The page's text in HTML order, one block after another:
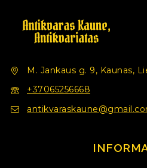
M. Jankaus g. 9, Kaunas,
+37065256668